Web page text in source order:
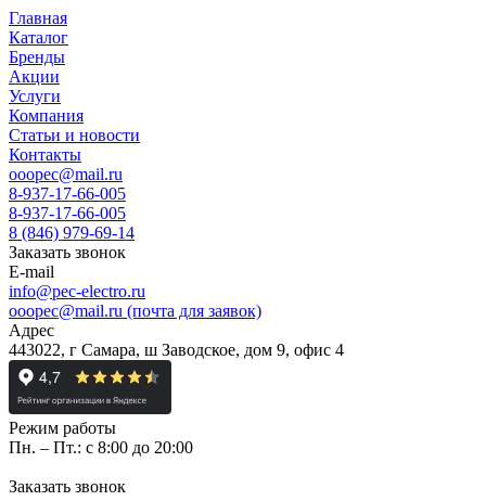
Главная
Каталог
Бренды
Акции
Услуги
Компания
Статьи и новости
Контакты
ooopec@mail.ru
8-937-17-66-005
8-937-17-66-005
8 (846) 979-69-14
Заказать звонок
E-mail
info@pec-electro.ru
ooopec@mail.ru (почта для заявок)
Адрес
443022, г Самара, ш Заводское, дом 9, офис 4
Режим работы
Пн. – Пт.: с 8:00 до 20:00
Заказать звонок